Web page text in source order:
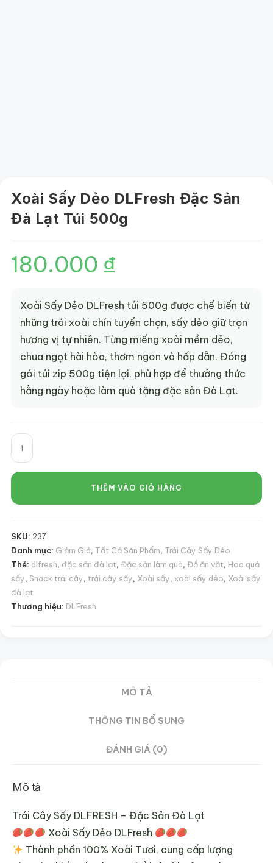
Xoài Sấy Dẻo DLFresh Đặc Sản
Đà Lạt Túi 500g
180.000 ₫
Xoài Sấy Dẻo DLFresh túi 500g được chế biến từ
những trái xoài chín tuyển chọn, sấy dẻo giữ trọn
hương vị tự nhiên. Từng miếng xoài mềm dẻo,
chua ngọt hài hòa, thơm ngon và hấp dẫn. Đóng
gói túi zip 500g tiện lợi, phù hợp để thưởng thức
hằng ngày hoặc làm quà tặng đặc sản Đà Lạt.
Xoài
Sấy
Dẻo
Đặc
Đà
Lạt
Túi
500g
số
lượng
THÊM VÀO GIỎ HÀNG
SKU: 237
Danh mục: Giảm Giá, Tất Cả Sản Phẩm, Trái Cây Sấy Dẻo
Thẻ: dlfresh, đặc sản đà lạt, Đặc sản làm quà, Đồ ăn vặt, Hoa quả
sấy, Snack trái cây, trái cây sấy, Xoài sấy, xoài sấy dẻo, Xoài sấy
đà lạt
Thương hiệu: DLFresh
MÔ TẢ
THÔNG TIN BỔ SUNG
ĐÁNH GIÁ (0)
Mô tả
Trái Cây Sấy DLFRESH – Đặc Sản Đà Lạt
Xoài Sấy Dẻo DLFresh
Thành phần 100% Xoài Tươi, cung cấp lượng